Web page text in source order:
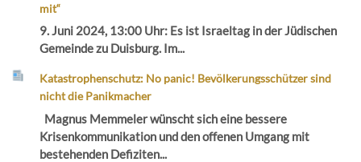
mit“
9. Juni 2024, 13:00 Uhr: Es ist Israeltag in der Jüdischen
Gemeinde zu Duisburg. Im...
Katastrophenschutz: No panic! Bevölkerungsschützer sind
nicht die Panikmacher
Magnus Memmeler wünscht sich eine bessere
Krisenkommunikation und den offenen Umgang mit
bestehenden Defiziten...